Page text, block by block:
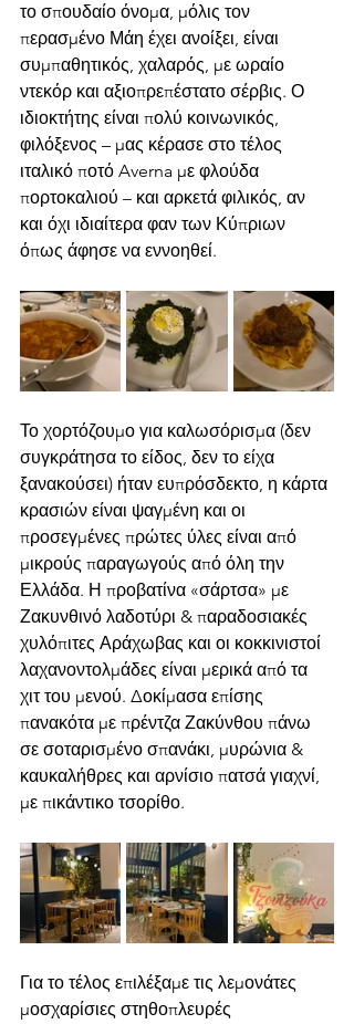
το σπουδαίο όνομα, μόλις τον
περασμένο Μάη έχει ανοίξει, είναι
συμπαθητικός, χαλαρός, με ωραίο
ντεκόρ και αξιοπρεπέστατο σέρβις. Ο
ιδιοκτήτης είναι πολύ κοινωνικός,
φιλόξενος – μας κέρασε στο τέλος
ιταλικό ποτό Averna με φλούδα
πορτοκαλιού – και αρκετά φιλικός, αν
και όχι ιδιαίτερα φαν των Κύπριων
όπως άφησε να εννοηθεί.
Το χορτόζουμο για καλωσόρισμα (δεν
συγκράτησα το είδος, δεν το είχα
ξανακούσει) ήταν ευπρόσδεκτο, η κάρτα
κρασιών είναι ψαγμένη και οι
προσεγμένες πρώτες ύλες είναι από
μικρούς παραγωγούς από όλη την
Ελλάδα. Η προβατίνα «σάρτσα» με
Ζακυνθινό λαδοτύρι & παραδοσιακές
χυλόπιτες Αράχωβας και οι κοκκινιστοί
λαχανοντολμάδες είναι μερικά από τα
χιτ του μενού. Δοκίμασα επίσης
πανακότα με πρέντζα Ζακύνθου πάνω
σε σοταρισμένο σπανάκι, μυρώνια &
καυκαλήθρες και αρνίσιο πατσά γιαχνί,
με πικάντικο τσορίθο.
Για το τέλος επιλέξαμε τις λεμονάτες
μοσχαρίσιες στηθοπλευρές